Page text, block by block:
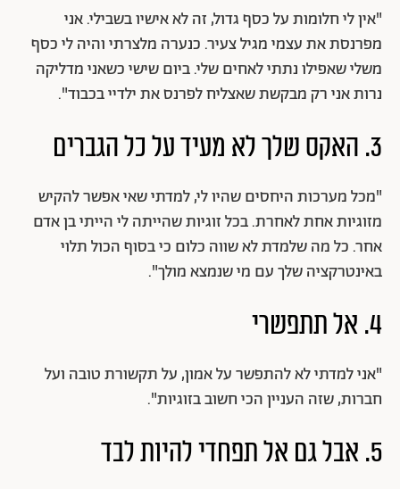
"אין לי חלומות על כסף גדול, זה לא אישיו בשבילי. אני
מפרנסת את עצמי מגיל צעיר. כנערה מלצרתי והיה לי כסף
משלי שאפילו נתתי לאחים שלי. ביום שישי כשאני מדליקה
נרות אני רק מבקשת שאצליח לפרנס את ילדיי בכבוד".
3. האקס שלך לא מעיד על כל הגברים
"מכל מערכות היחסים שהיו לי, למדתי שאי אפשר להקיש
מזוגיות אחת לאחרת. בכל זוגיות שהייתה לי הייתי בן אדם
אחר. כל מה שלמדת לא שווה כלום כי בסוף הכול תלוי
באינטרקציה שלך עם מי שנמצא מולך".
4. אל תתפשרי
"אני למדתי לא להתפשר על אמון, על תקשורת טובה ועל
חברות, שזה העניין הכי חשוב בזוגיות".
5. אבל גם אל תפחדי להיות לבד